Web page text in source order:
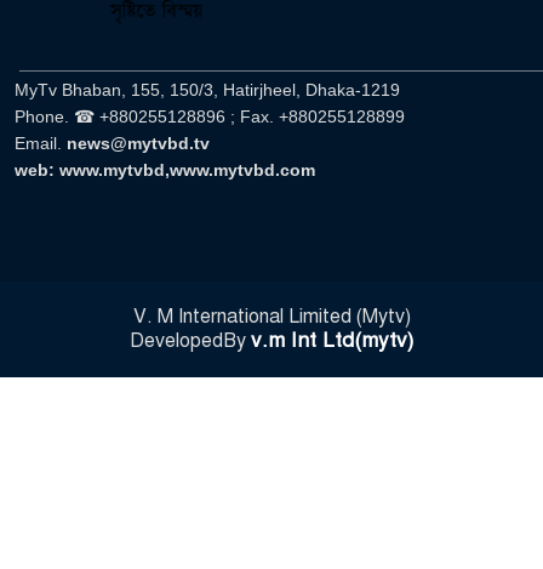
MyTv Bhaban, 155, 150/3, Hatirjheel, Dhaka-1219
Phone. ☎ +880255128896 ; Fax. +880255128899
Email. news@mytvbd.tv
web: www.mytvbd,www.mytvbd.com
V. M International Limited (Mytv)
DevelopedBy v.m Int Ltd(mytv)